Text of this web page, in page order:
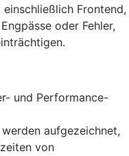
Frontend,
oder Fehler,
und Performance-
aufgezeichnet,
von